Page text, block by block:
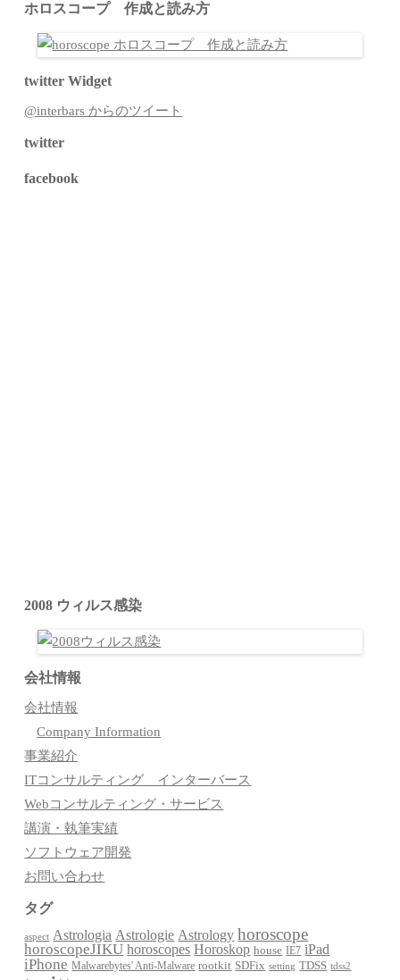
ホロスコープ 作成と読み方
twitter Widget
@interbars からのツイート
twitter
facebook
2008 ウィルス感染
会社情報
会社情報
Company Information
事業紹介
ITコンサルティング インターバース
Webコンサルティング・サービス
講演・執筆実績
ソフトウェア開発
お問い合わせ
タグ
aspect Astrologia Astrologie Astrology horoscope
horoscopeJIKU horoscopes Horoskop house IE7 iPad
iPhone Malwarebytes' Anti-Malware rootkit SDFix setting TDSS tdss2